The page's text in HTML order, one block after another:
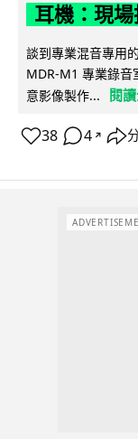
耳機：現
談到專業混音專用
MDR-M1 專業錄音
意影像製作...
閱
38 4 ↗